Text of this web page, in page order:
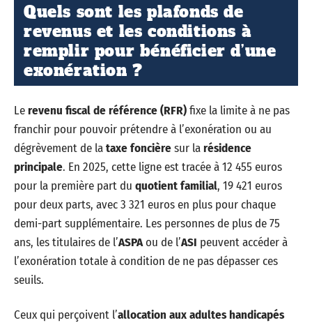
Quels sont les plafonds de
revenus et les conditions à
remplir pour bénéficier d’une
exonération ?
Lerevenu fiscal de référence (RFR)fixe la limite à ne pas
franchir pour pouvoir prétendre à l’exonération ou au
dégrèvement de lataxe foncièresur larésidence
principale. En 2025, cette ligne est tracée à 12 455 euros
pour la première part du quotient familial, 19 421 euros
pour deux parts, avec 3 321 euros en plus pour chaque
demi-part supplémentaire. Les personnes de plus de 75
ans, les titulaires de l’ASPAou de l’ASI peuvent accéder à
l’exonération totale à condition de ne pas dépasser ces
seuils.
Ceux qui perçoivent l’allocation aux adultes handicapés